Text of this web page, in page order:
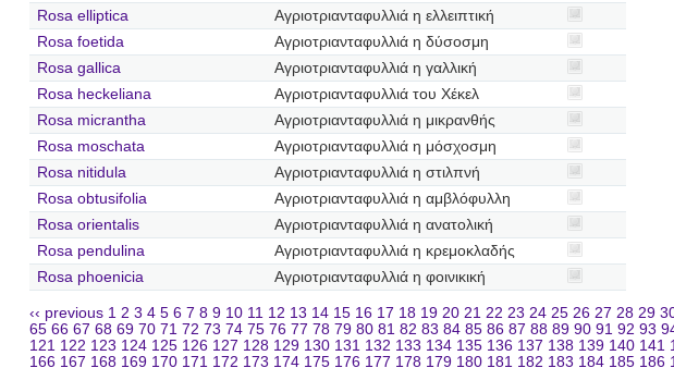
Rosa elliptica
Αγριοτριανταφυλλιά η ελλειπτική
Rosa foetida
Αγριοτριανταφυλλιά η δύσοσμη
Rosa gallica
Αγριοτριανταφυλλιά η γαλλική
Rosa heckeliana
Αγριοτριανταφυλλιά του Χέκελ
Rosa micrantha
Αγριοτριανταφυλλιά η μικρανθής
Rosa moschata
Αγριοτριανταφυλλιά η μόσχοσμη
Rosa nitidula
Αγριοτριανταφυλλιά η στιλπνή
Rosa obtusifolia
Αγριοτριανταφυλλιά η αμβλόφυλλη
Rosa orientalis
Αγριοτριανταφυλλιά η ανατολική
Rosa pendulina
Αγριοτριανταφυλλιά η κρεμοκλαδής
Rosa phoenicia
Αγριοτριανταφυλλιά η φοινικική
‹‹ previous 1 2 3 4 5 6 7 8 9 10 11 12 13 14 15 16 17 18 19 20 21 22 23 24 25 26 27 28 29
65 66 67 68 69 70 71 72 73 74 75 76 77 78 79 80 81 82 83 84 85 86 87 88 89 90 91 92 93
121 122 123 124 125 126 127 128 129 130 131 132 133 134 135 136 137 138 139 140 141
166 167 168 169 170 171 172 173 174 175 176 177 178 179 180 181 182 183 184 185 186